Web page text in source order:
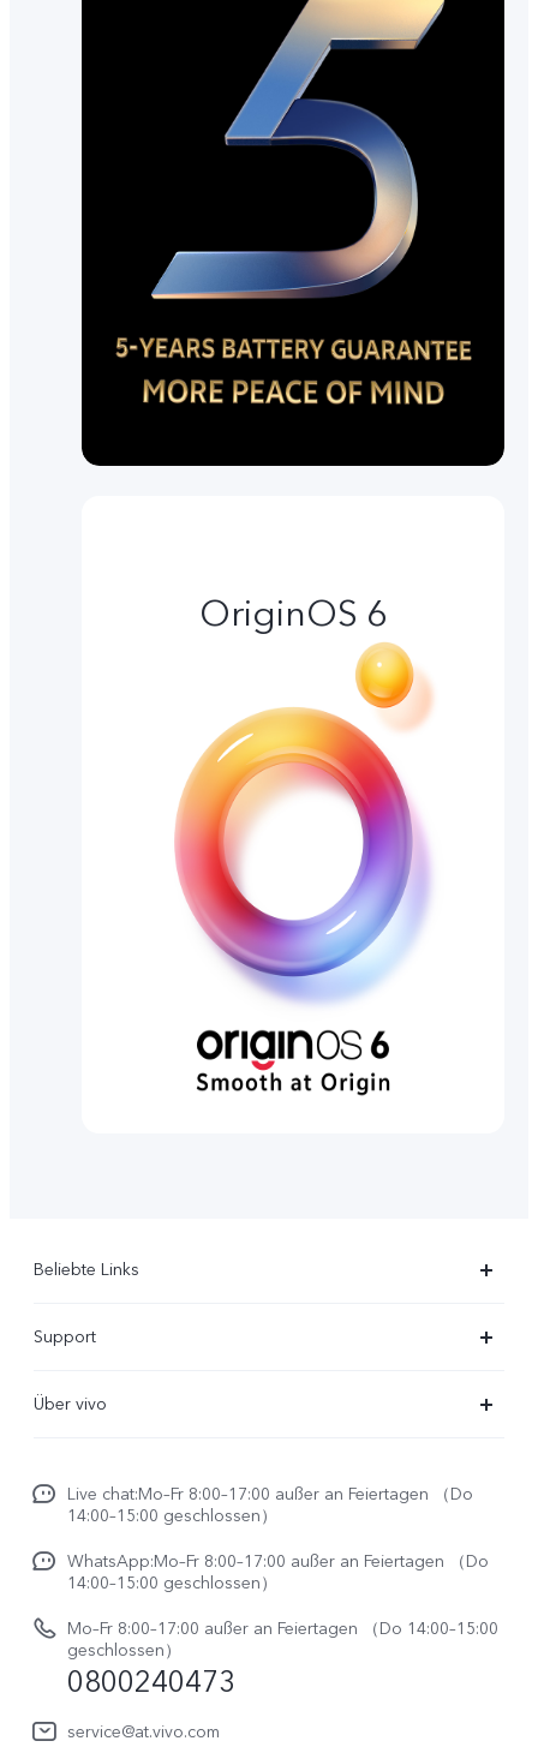
OriginOS 6
Beliebte Links
X300
V70 FE
vivo Buds Air3
Support
Funtouch OS
IMEI-Authentifizierung
System Verbesserung
Reparaturerfassung
Benutzerhandbuch
Log aktualisieren
Über vivo
Impressum
Rechtliche Hinweise
vivo Datenschutzcenter
Live chat:Mo–Fr 8:00–17:00 außer an Feiertagen （Do
14:00–15:00 geschlossen）
WhatsApp:Mo–Fr 8:00–17:00 außer an Feiertagen （Do
14:00–15:00 geschlossen）
Mo–Fr 8:00–17:00 außer an Feiertagen （Do 14:00–15:00
geschlossen）
0800240473
service@at.vivo.com